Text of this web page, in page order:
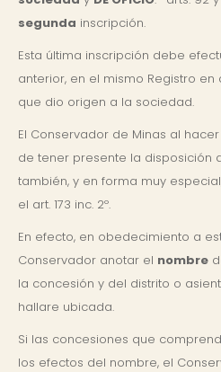
segunda inscripción.
Esta última inscripción debe
anterior, en el mismo Registro
que dio origen a la sociedad.
El Conservador de Minas al
de tener presente la disposición
también, y en forma muy
el art. 173 inc. 2º.
En efecto, en obedecimiento a
Conservador anotar el nombre
la concesión y del distrito o
hallare ubicada.
Si las concesiones que
los efectos del nombre, el